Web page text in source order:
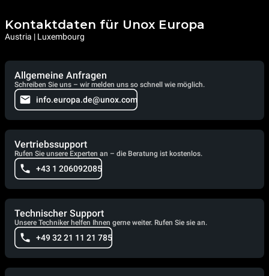
Kontaktdaten für Unox Europa
Austria | Luxembourg
Allgemeine Anfragen
Schreiben Sie uns – wir melden uns so schnell wie möglich.
info.europa.de@unox.com
Vertriebssupport
Rufen Sie unsere Experten an – die Beratung ist kostenlos.
+43 1 206092085
Technischer Support
Unsere Techniker helfen Ihnen gerne weiter. Rufen Sie sie an.
+49 32 21 11 21 785